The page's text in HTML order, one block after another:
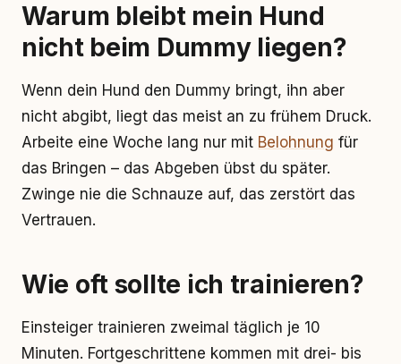
Warum bleibt mein Hund
nicht beim Dummy liegen?
Wenn dein Hund den Dummy bringt, ihn aber
nicht abgibt, liegt das meist an zu frühem Druck.
Arbeite eine Woche lang nur mit Belohnung für
das Bringen – das Abgeben übst du später.
Zwinge nie die Schnauze auf, das zerstört das
Vertrauen.
Wie oft sollte ich trainieren?
Einsteiger trainieren zweimal täglich je 10
Minuten. Fortgeschrittene kommen mit drei- bis